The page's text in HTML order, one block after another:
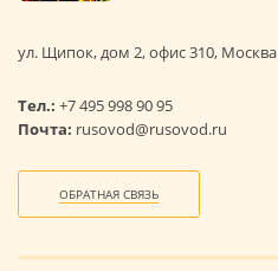
ул. Щипок, дом 2, офис 310, Москва
Тел.: +7 495 998 90 95
Почта: rusovod@rusovod.ru
ОБРАТНАЯ СВЯЗЬ